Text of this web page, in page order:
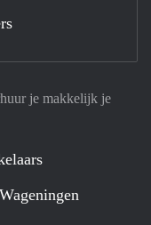
je makkelijk je